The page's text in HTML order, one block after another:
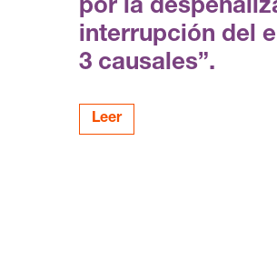
por la
interrupción del
3 causales”.
Leer